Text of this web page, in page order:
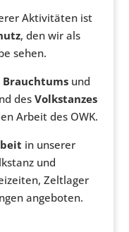
Aktivitäten ist
, den wir als
sehen.
Brauchtums und
desVolkstanzes
Arbeit des OWK.
in unserer
und
Zeltlager
angeboten.